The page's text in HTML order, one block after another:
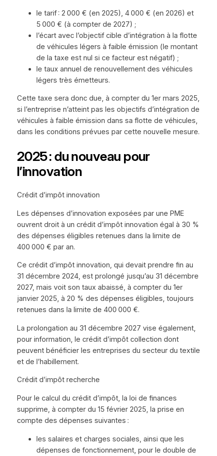
le tarif : 2 000 € (en 2025), 4 000 € (en 2026) et
5 000 € (à compter de 2027) ;
l’écart avec l’objectif cible d’intégration à la flotte
de véhicules légers à faible émission (le montant
de la taxe est nul si ce facteur est négatif) ;
le taux annuel de renouvellement des véhicules
légers très émetteurs.
Cette taxe sera donc due, à compter du 1er mars 2025,
si l’entreprise n’atteint pas les objectifs d’intégration de
véhicules à faible émission dans sa flotte de véhicules,
dans les conditions prévues par cette nouvelle mesure.
2025 : du nouveau pour
l’innovation
Crédit d’impôt innovation
Les dépenses d’innovation exposées par une PME
ouvrent droit à un crédit d’impôt innovation égal à 30 %
des dépenses éligibles retenues dans la limite de
400 000 € par an.
Ce crédit d’impôt innovation, qui devait prendre fin au
31 décembre 2024, est prolongé jusqu’au 31 décembre
2027, mais voit son taux abaissé, à compter du 1er
janvier 2025, à 20 % des dépenses éligibles, toujours
retenues dans la limite de 400 000 €.
La prolongation au 31 décembre 2027 vise également,
pour information, le crédit d’impôt collection dont
peuvent bénéficier les entreprises du secteur du textile
et de l’habillement.
Crédit d’impôt recherche
Pour le calcul du crédit d’impôt, la loi de finances
supprime, à compter du 15 février 2025, la prise en
compte des dépenses suivantes :
les salaires et charges sociales, ainsi que les
dépenses de fonctionnement, pour le double de